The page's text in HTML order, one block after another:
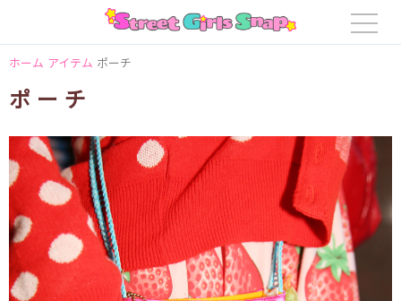
ホーム アイテム ポーチ
ポーチ